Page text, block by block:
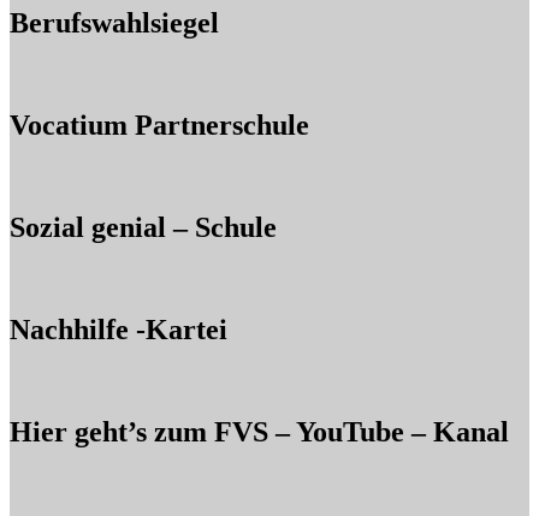
Berufswahlsiegel
Vocatium Partnerschule
Sozial genial – Schule
Nachhilfe -Kartei
Hier geht’s zum FVS – YouTube – Kanal